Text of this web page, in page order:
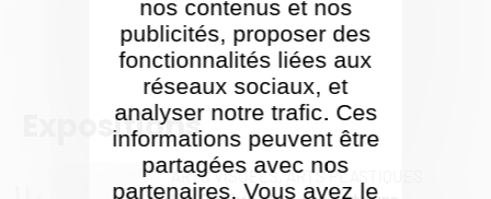
nos contenus et nos
publicités, proposer des
fonctionnalités liées aux
réseaux sociaux, et
analyser notre trafic. Ces
informations peuvent être
partagées avec nos
partenaires. Vous avez le
Expositions
ARTS VISUELS,ARTS PLASTIQUES